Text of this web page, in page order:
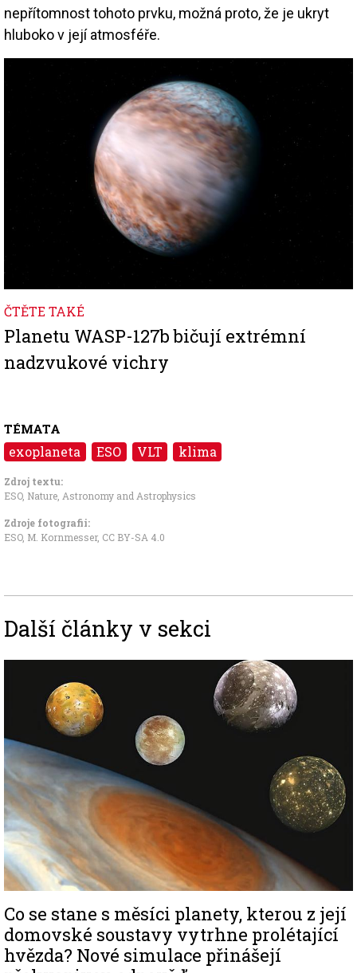
nepřítomnost tohoto prvku, možná proto, že je ukryt
hluboko v její atmosféře.
ČTĚTE TAKÉ
Planetu WASP-127b bičují extrémní
nadzvukové vichry
TÉMATA
exoplaneta ESO VLT klima
Zdroj textu:
ESO, Nature Astronomy and Astrophysics
Zdroje fotografii:
ESO, M. Kornmesser, CC BY-SA 4.0
Další články v sekci
Co se stane s měsíci planety, kterou z její
domovské soustavy vytrhne prolétající
hvězda? Nové simulace přinášejí